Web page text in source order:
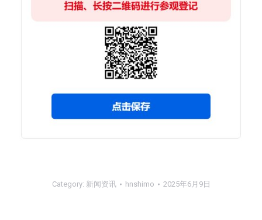
Category: 新闻资讯 hnshimo 2025年6月9日